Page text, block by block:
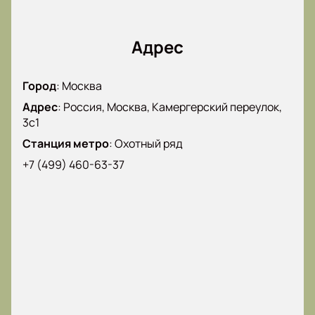
Адрес
Город: Москва
Адрес: Россия, Москва, Камергерский переулок,
3с1
Станция метро:Охотный ряд
+7 (499) 460-63-37